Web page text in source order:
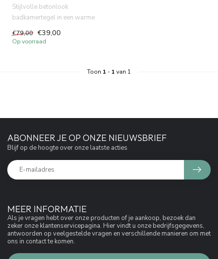
Stijlvolle betonlook
badkamertegel in een warme
ivory tint. Deze
gerectificeerde...
€79,00 €39,00
Op voorraad
Toon 1 - 1 van 1
MEER INFORMATIE
Als je vragen hebt over onze producten of je aankoop, bezoek dan
zeker onze klantenservicepagina. Hier vindt u onze bedrijfsgegevens,
antwoorden op veelgestelde vragen en verschillende manieren om met
ons in contact te komen.
ABONNEER JE OP ONZE NIEUWSBRIEF
Blijf op de hoogte over onze laatste acties